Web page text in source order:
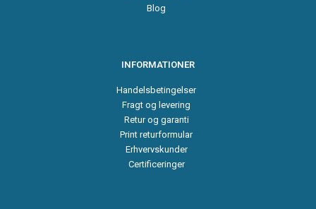
Blog
INFORMATIONER
Handelsbetingelser
Fragt og levering
Retur og garanti
Print returformular
Erhvervskunder
Certificeringer